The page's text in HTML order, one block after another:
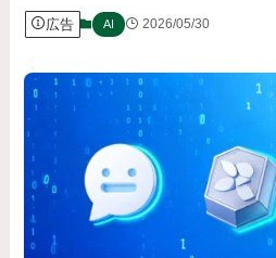
広告 AI 2026/05/30